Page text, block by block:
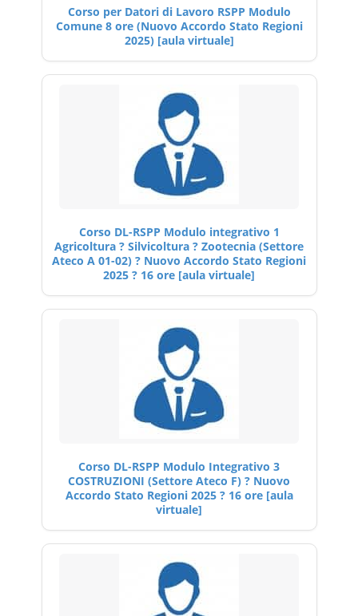
Corso per Datori di Lavoro RSPP Modulo
Comune 8 ore (Nuovo Accordo Stato Regioni
2025) [aula virtuale]
Corso DL-RSPP Modulo integrativo 1
Agricoltura ? Silvicoltura ? Zootecnia (Settore
Ateco A 01-02) ? Nuovo Accordo Stato Regioni
2025 ? 16 ore [aula virtuale]
Corso DL-RSPP Modulo Integrativo 3
COSTRUZIONI (Settore Ateco F) ? Nuovo
Accordo Stato Regioni 2025 ? 16 ore [aula
virtuale]